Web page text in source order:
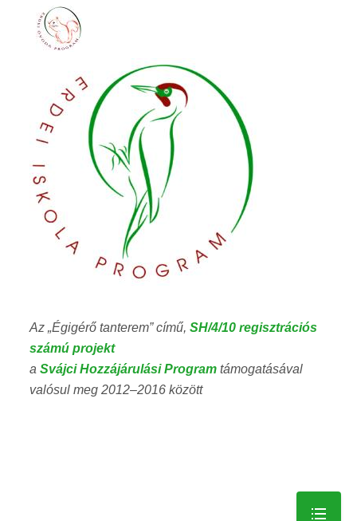
Az „Égigérő tanterem” című, SH/4/10 regisztrációs
számú projekt
a Svájci Hozzájárulási Program támogatásával
valósul meg 2012–2016 között